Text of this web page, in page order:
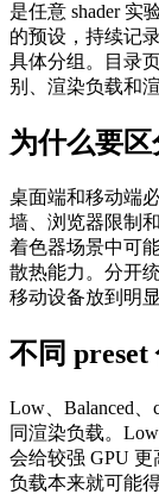
是任意 shader 实
的预设，持续记
具体分组。目录
别、渲染负载和
为什么要
桌面端和移动端
墙、浏览器限制
着色器场景中可
散热能力。分开
移动设备放到明
不同
Low、Balanced、
同渲染负载。
会给较强 GPU 更
负载本来就可能